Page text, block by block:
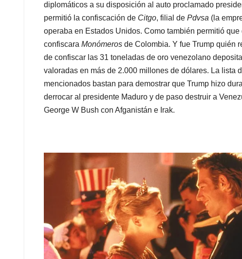
diplomáticos a su disposición al auto proclamado
permitió la confiscación de Citgo, filial de Pdvsa (la
operaba en Estados Unidos. Como también permitió
confiscara Monómeros de Colombia. Y fue Trump quién
de confiscar las 31 toneladas de oro venezolano
valoradas en más de 2.000 millones de dólares. La lista
mencionados bastan para demostrar que Trump hizo
derrocar al presidente Maduro y de paso destruir a
George W Bush con Afganistán e Irak.